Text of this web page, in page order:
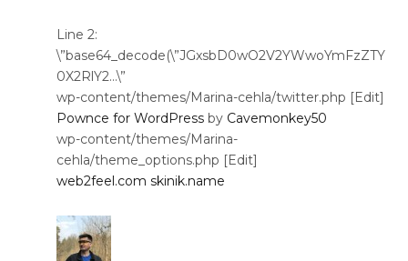
Line 2:
\”base64_decode(\”JGxsbD0wO2V2YWwoYmFzZTY
0X2RlY2…\”
wp-content/themes/Marina-cehla/twitter.php [Edit]
Pownce for WordPress by Cavemonkey50
wp-content/themes/Marina-
cehla/theme_options.php [Edit]
web2feel.com skinik.name